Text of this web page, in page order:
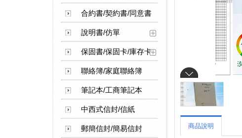
合約書/契約書/同意書
說明書/仿單
保固書/保固卡/庫存卡
聯絡簿/家庭聯絡簿
筆記本/工商筆記本
中西式信封/信紙
郵簡信封/簡易信封 商品說明